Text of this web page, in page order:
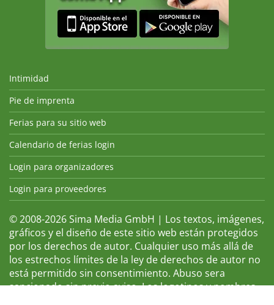
Intimidad
Pie de imprenta
Ferias para su sitio web
Calendario de ferias login
Login para organizadores
Login para proveedores
© 2008-2026 Sima Media GmbH | Los textos, imágenes,
gráficos y el diseño de este sitio web están protegidos
por los derechos de autor. Cualquier uso más allá de
los estrechos límites de la ley de derechos de autor no
está permitido sin consentimiento. Abuso sera
sancionado sin previo aviso. Los logotipos y nombres